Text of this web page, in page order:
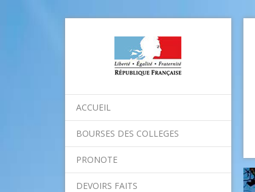
ACCUEIL
BOURSES DES COLLEGES
PRONOTE
DEVOIRS FAITS